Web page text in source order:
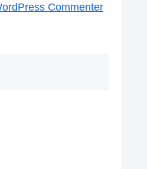
Commenter